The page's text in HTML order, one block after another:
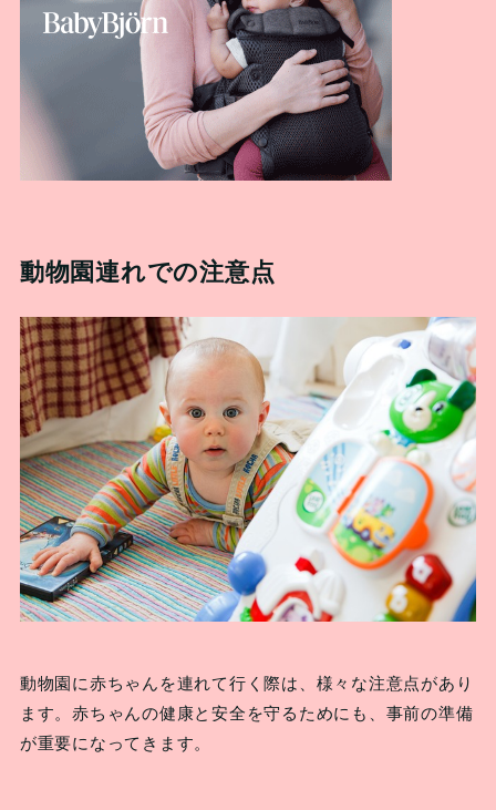
動物園連れでの注意点
動物園に赤ちゃんを連れて行く際は、様々な注意点があり
ます。赤ちゃんの健康と安全を守るためにも、事前の準備
が重要になってきます。